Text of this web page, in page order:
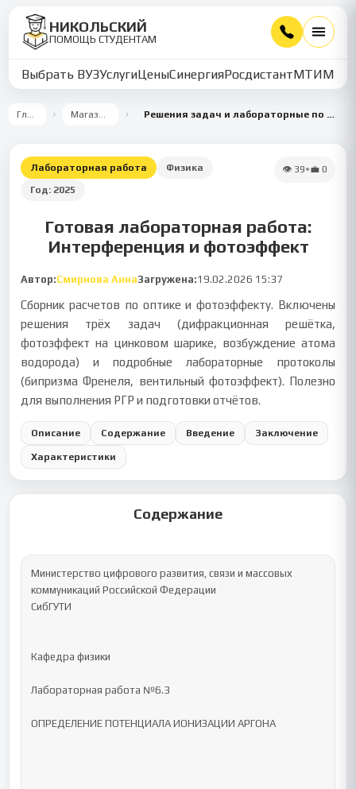
НИКОЛЬСКИЙ
ПОМОЩЬ СТУДЕНТАМ
Выбрать ВУЗУслугиЦеныСинергияРосдистантМТИММУ
Главная Магазин работ Решения задач и лабораторные по оптике и фотоэффекту
Лабораторная работа
Физика
Год: 2025
👁 39•💼 0
Готовая лабораторная работа:
Интерференция и фотоэффект
Автор:Смирнова АннаЗагружена:19.02.2026 15:37
Сборник расчетов по оптике и фотоэффекту. Включены
решения трёх задач (дифракционная решётка,
фотоэффект на цинковом шарике, возбуждение атома
водорода) и подробные лабораторные протоколы
(бипризма Френеля, вентильный фотоэффект). Полезно
для выполнения РГР и подготовки отчётов.
Описание Содержание Введение Заключение
Характеристики
Содержание
Министерство цифрового развития, связи и массовых
коммуникаций Российской Федерации
СибГУТИ
Кафедра физики
Лабораторная работа №6.3
ОПРЕДЕЛЕНИЕ ПОТЕНЦИАЛА ИОНИЗАЦИИ АРГОНА